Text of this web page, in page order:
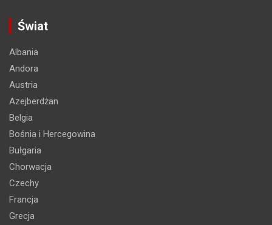
Świat
Albania
Andora
Austria
Azejberdżan
Belgia
Bośnia i Hercegowina
Bułgaria
Chorwacja
Czechy
Francja
Grecja